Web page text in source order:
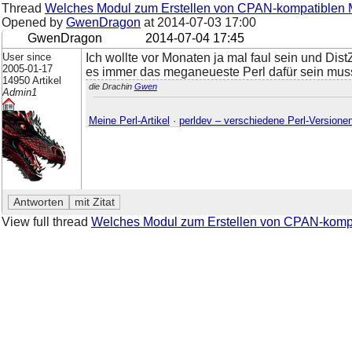
Thread Welches Modul zum Erstellen von CPAN-kompatiblen
Opened by GwenDragon at 2014-07-03 17:00
GwenDragon
2014-07-04 17:45
User since
2005-01-17
14950 Artikel
Admin1
Ich wollte vor Monaten ja mal faul sein und
es immer das meganeueste Perl dafür sein
die Drachin Gwen
Meine Perl-Artikel · perldev – verschiedene Perl-
View full thread Welches Modul zum Erstellen von CPAN-